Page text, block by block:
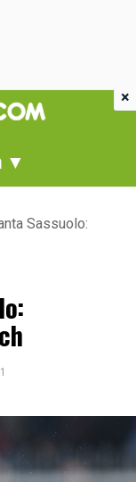
▼
Sassuolo:
×